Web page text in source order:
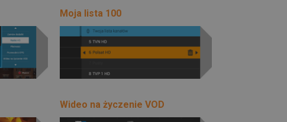
Moja lista 100
Wideo na życzenie VOD